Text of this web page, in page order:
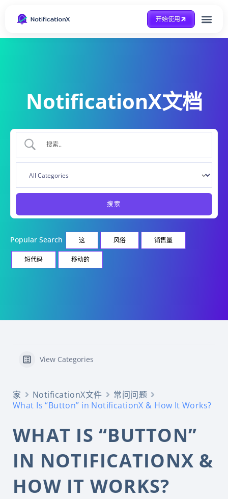
开始使用
NotificationX文档
Popular Search 这 风俗 销售量
短代码 移动的
View Categories
家 NotificationX文件
常问问题
What Is “Button” in NotificationX & How It Works?
WHAT IS “BUTTON”
IN NOTIFICATIONX &
HOW IT WORKS?